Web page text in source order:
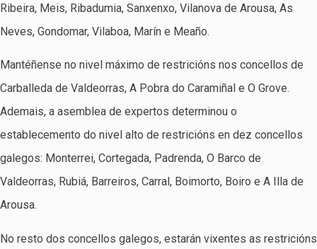
Ribeira, Meis, Ribadumia, Sanxenxo, Vilanova de Arousa, As
Neves, Gondomar, Vilaboa, Marín e Meaño.
Mantéñense no nivel máximo de restricións nos concellos de
Carballeda de Valdeorras, A Pobra do Caramiñal e O Grove.
Ademais, a asemblea de expertos determinou o
establecemento do nivel alto de restricións en dez concellos
galegos: Monterrei, Cortegada, Padrenda, O Barco de
Valdeorras, Rubiá, Barreiros, Carral, Boimorto, Boiro e A Illa de
Arousa.
No resto dos concellos galegos, estarán vixentes as restricións